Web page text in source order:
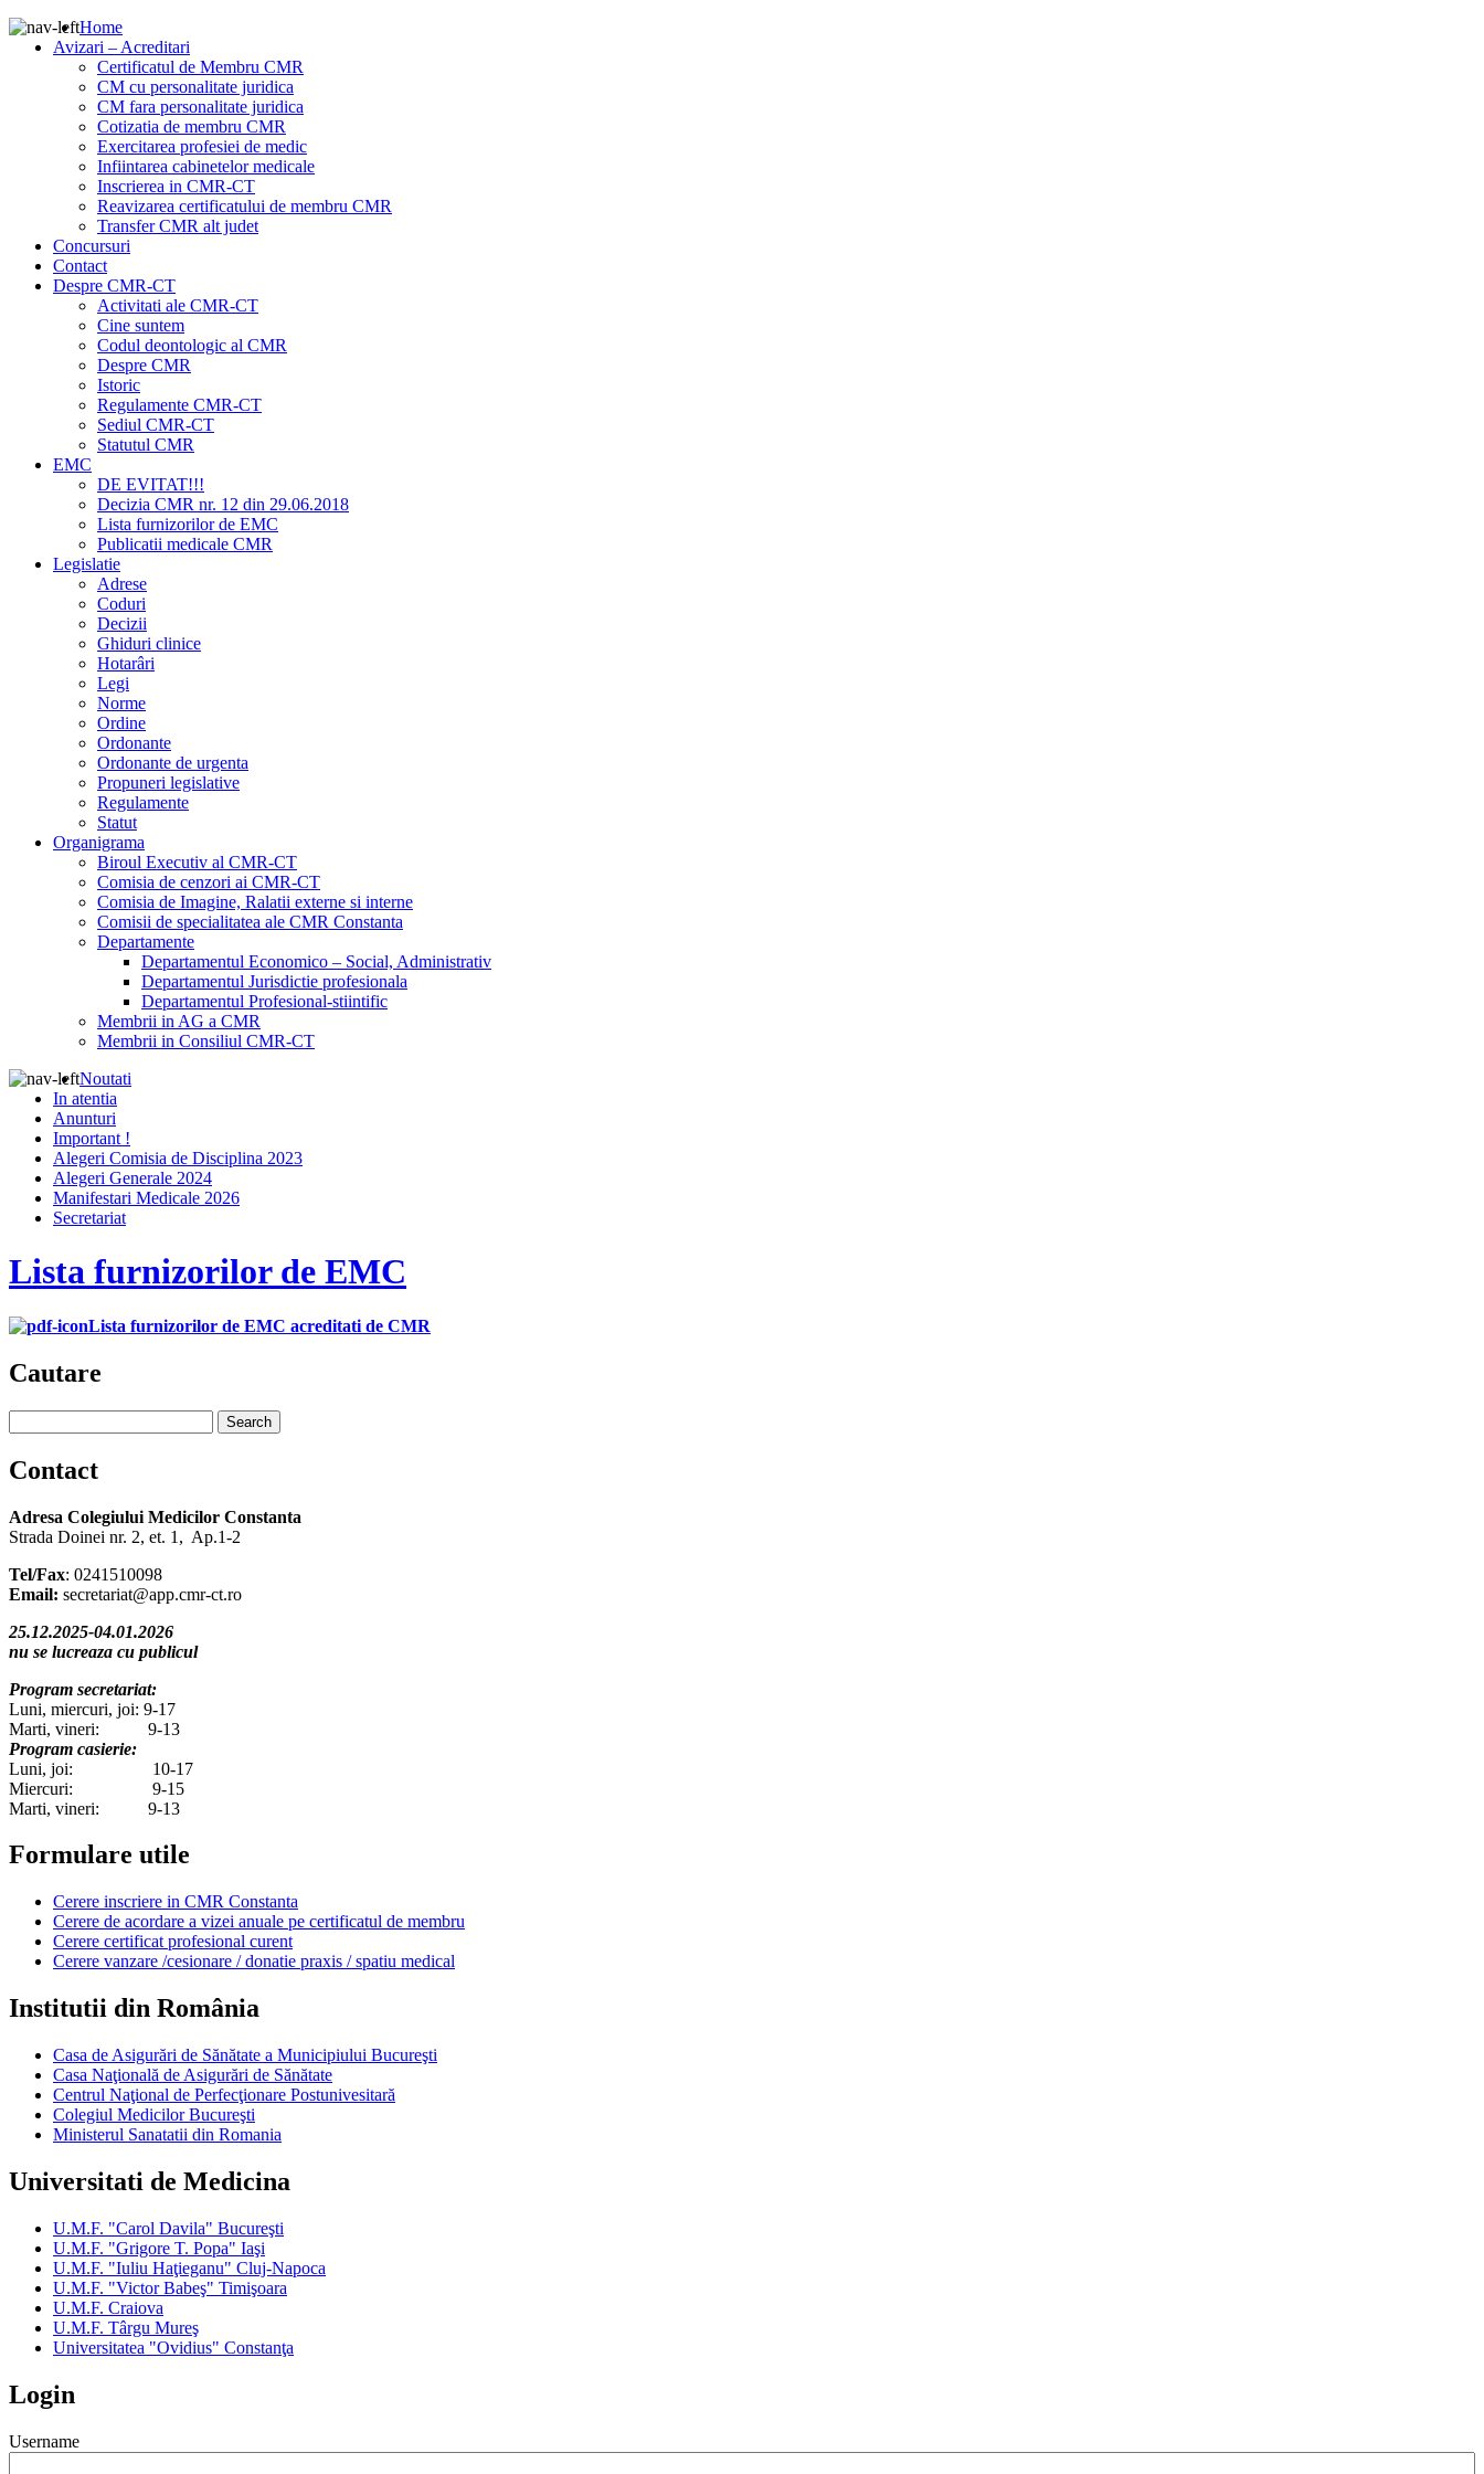
Home
Avizari – Acreditari
Certificatul de Membru CMR
CM cu personalitate juridica
CM fara personalitate juridica
Cotizatia de membru CMR
Exercitarea profesiei de medic
Infiintarea cabinetelor medicale
Inscrierea in CMR-CT
Reavizarea certificatului de membru CMR
Transfer CMR alt judet
Concursuri
Contact
Despre CMR-CT
Activitati ale CMR-CT
Cine suntem
Codul deontologic al CMR
Despre CMR
Istoric
Regulamente CMR-CT
Sediul CMR-CT
Statutul CMR
EMC
DE EVITAT!!!
Decizia CMR nr. 12 din 29.06.2018
Lista furnizorilor de EMC
Publicatii medicale CMR
Legislatie
Adrese
Coduri
Decizii
Ghiduri clinice
Hotarâri
Legi
Norme
Ordine
Ordonante
Ordonante de urgenta
Propuneri legislative
Regulamente
Statut
Organigrama
Biroul Executiv al CMR-CT
Comisia de cenzori ai CMR-CT
Comisia de Imagine, Ralatii externe si interne
Comisii de specialitatea ale CMR Constanta
Departamente
Departamentul Economico – Social, Administrativ
Departamentul Jurisdictie profesionala
Departamentul Profesional-stiintific
Membrii in AG a CMR
Membrii in Consiliul CMR-CT
Noutati
In atentia
Anunturi
Important !
Alegeri Comisia de Disciplina 2023
Alegeri Generale 2024
Manifestari Medicale 2026
Secretariat
Lista furnizorilor de EMC
Lista furnizorilor de EMC acreditati de CMR
Cautare
Contact
Adresa Colegiului Medicilor Constanta
Strada Doinei nr. 2, et. 1, Ap.1-2
Tel/Fax: 0241510098
Email: secretariat@app.cmr-ct.ro
25.12.2025-04.01.2026
nu se lucreaza cu publicul
Program secretariat:
Luni, miercuri, joi: 9-17
Marti, vineri: 9-13
Program casierie:
Luni, joi: 10-17
Miercuri: 9-15
Marti, vineri: 9-13
Formulare utile
Cerere inscriere in CMR Constanta
Cerere de acordare a vizei anuale pe certificatul de membru
Cerere certificat profesional curent
Cerere vanzare /cesionare / donatie praxis / spatiu medical
Institutii din România
Casa de Asigurări de Sănătate a Municipiului Bucureşti
Casa Naţională de Asigurări de Sănătate
Centrul Naţional de Perfecţionare Postunivesitară
Colegiul Medicilor Bucureşti
Ministerul Sanatatii din Romania
Universitati de Medicina
U.M.F. "Carol Davila" Bucureşti
U.M.F. "Grigore T. Popa" Iaşi
U.M.F. "Iuliu Haţieganu" Cluj-Napoca
U.M.F. "Victor Babeş" Timişoara
U.M.F. Craiova
U.M.F. Târgu Mureş
Universitatea "Ovidius" Constanţa
Login
Username